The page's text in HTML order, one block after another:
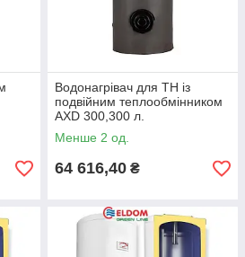
Водонагрівач для ТН із
подвійним теплообмінником
AXD 300,300 л.
Менше 2 од.
64 616,40 ₴